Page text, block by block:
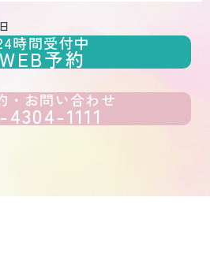
時間受付中
WEB予約
・お問い合わせ
1111